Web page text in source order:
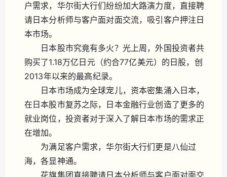
户需求，华尔街大行们纷纷加大路演力度，直接聘
请日本分析师与客户面对面交流，吸引客户押注日
本市场。
日本股市究竟有多火？光上周，外国投资者共
购买了1.18万亿日元（约合77亿美元）的日股，创
2013年以来的最高纪录。
日本市场成为全球宠儿，资本密集涌入日本，
在日本股市复苏之际，日本金融行业创造了更多的
就业岗位，投资者对于深入了解日本市场的需求正
在增加。
为满足客户需求，华尔街大行们更是八仙过
海，各显神通。
花旗集团直接聘请日本分析师与客户面对面交